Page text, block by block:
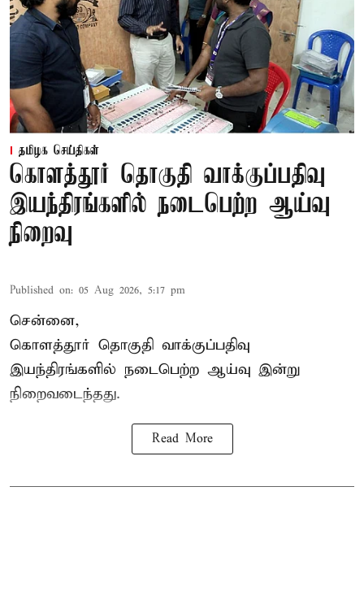
தமிழக செய்திகள்
கொளத்தூர் தொகுதி வாக்குப்பதிவு
இயந்திரங்களில் நடைபெற்ற ஆய்வு
நிறைவு
Published on: 05 Aug 2026, 5:17 pm
சென்னை,
கொளத்தூர் தொகுதி வாக்குப்பதிவு
இயந்திரங்களில் நடைபெற்ற ஆய்வு இன்று
நிறைவடைந்தது.
Read More